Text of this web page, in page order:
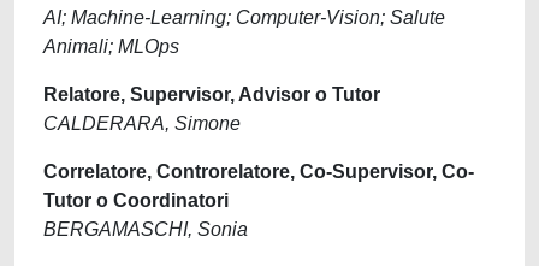
AI; Machine-Learning; Computer-Vision; Salute
Animali; MLOps
Relatore, Supervisor, Advisor o Tutor
CALDERARA, Simone
Correlatore, Controrelatore, Co-Supervisor, Co-
Tutor o Coordinatori
BERGAMASCHI, Sonia